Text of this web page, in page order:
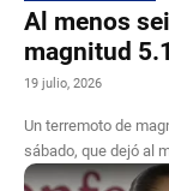
Al menos
magnitud
19 julio, 2026
Un terremoto de
sábado, que dejó al